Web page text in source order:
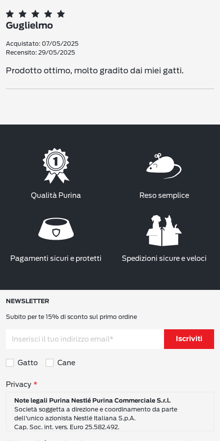
Guglielmo
Acquistato: 07/05/2025
Recensito: 29/05/2025
Prodotto ottimo, molto gradito dai miei gatti.
Qualità Purina Reso semplice
Pagamenti sicuri e protetti Spedizioni sicure e veloci
NEWSLETTER
Subito per te 15% di sconto sul primo ordine
Iscriviti
Gatto Cane
Consensi sulla privacy
Privacy
Note legali Purina Nestlé Purina Commerciale S.r.l.
Società soggetta a direzione e coordinamento da parte
dell'unico azionista Nestlé Italiana S.p.A.
Cap. Soc. int. vers. Euro 25.582.492.